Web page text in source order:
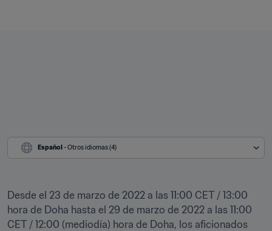
Español - Otros idiomas (4)
Desde el 23 de marzo de 2022 a las 11:00 CET / 13:00
hora de Doha hasta el 29 de marzo de 2022 a las 11:00
CET / 12:00 (mediodía) hora de Doha, los aficionados